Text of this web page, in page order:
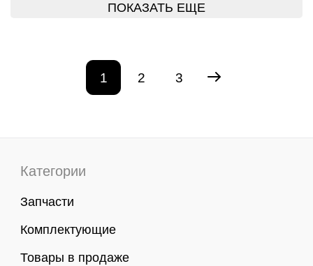
ПОКАЗАТЬ ЕЩЕ
1 2 3
Категории
Запчасти
Комплектующие
Товары в продаже